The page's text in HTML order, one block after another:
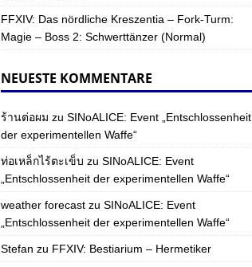
FFXIV: Das nördliche Kreszentia – Fork-Turm:
Magie – Boss 2: Schwerttänzer (Normal)
NEUESTE KOMMENTARE
ร้านต่อผม zu SINoALICE: Event „Entschlossenheit
der experimentellen Waffe“
ท่อเหล็กไร้ตะเข็บ zu SINoALICE: Event
„Entschlossenheit der experimentellen Waffe“
weather forecastzu SINoALICE: Event
„Entschlossenheit der experimentellen Waffe“
Stefan zu FFXIV: Bestiarium – Hermetiker